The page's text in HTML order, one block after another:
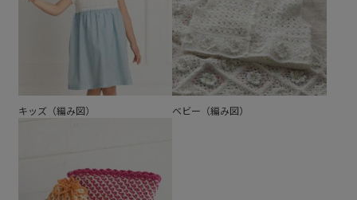
キッズ（編み図） ベビー（編み図）